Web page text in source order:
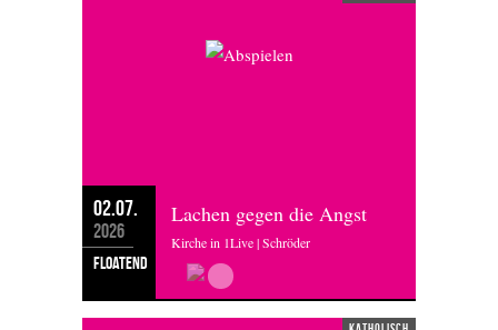
02.07.
2026
floatend
Lachen gegen die Angst
Kirche in 1Live | Schröder